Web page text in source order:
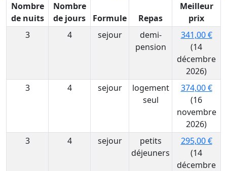
Nombre
de nuits
Nombre
de jours
Formule Repas
Meilleur
prix
3
4 sejour
demi-
pension
341,00 €
(14
décembre
2026)
3
4 sejour
logement
seul
374,00 €
(16
novembre
2026)
3
4 sejour
petits
déjeuners
295,00 €
(14
décembre